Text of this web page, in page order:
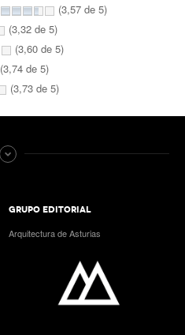
(3,57 de 5)
(3,32 de 5)
(3,60 de 5)
(3,74 de 5)
(3,73 de 5)
GRUPO EDITORIAL
Arquitectura de Asturias